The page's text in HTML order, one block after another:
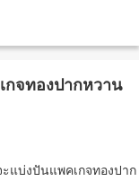
จทองปากหวาน